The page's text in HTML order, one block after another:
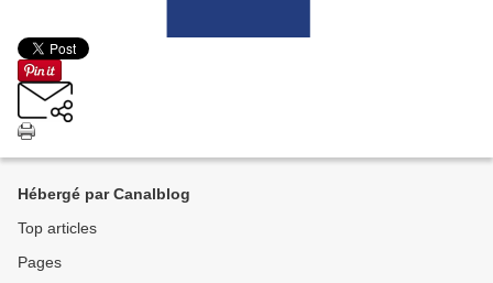
Hébergé par Canalblog
Top articles
Pages